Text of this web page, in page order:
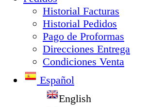
Historial Facturas
Historial Pedidos
Pago de Proformas
Direcciones Entrega
Condiciones Venta
Español
English